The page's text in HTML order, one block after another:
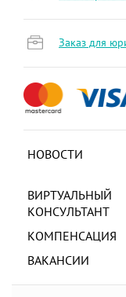
НОВОСТИ
ВИРТУАЛЬНЫЙ
КОНСУЛЬТАНТ
КОМПЕНСАЦИЯ
ВАКАНСИИ
Заказ для